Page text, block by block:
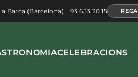
Barca (Barcelona) 93 653 20 15
CELEBRACIONS